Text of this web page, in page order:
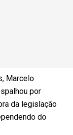
Marcelo
por
da legislação
do